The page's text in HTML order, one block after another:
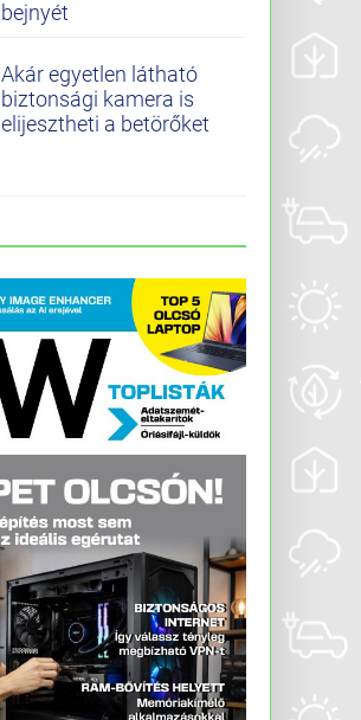
bejnyét
Akár egyetlen látható
biztonsági kamera is
elijesztheti a betörőket